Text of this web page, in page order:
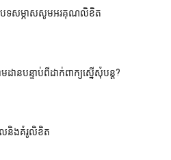
បទសម្ភាសសូមអរគុណលិខិត
មដានបន្ទាប់ពីដាក់ពាក្យស្នើសុំបន្ត?
លនិងគំរូលិខិត